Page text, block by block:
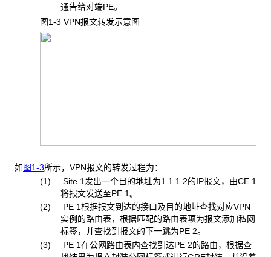
通告给对端PE。
图1-3 VPN报文转发示意图
如图1-3所示，VPN报文的转发过程为：
(1) Site 1 发出一个目的地址为1.1.1.2的IP报文，由CE 1
将报文发送至PE 1。
(2) PE 1根据报文到达的接口及目的地址查找对应VPN
实例的路由表，根据匹配的路由表项为报文添加私网
标签，并查找到报文的下一跳为PE 2。
(3) PE 1在公网路由表内查找到达PE 2的路由，根据查